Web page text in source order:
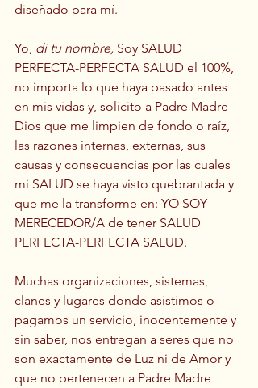
diseñado para mí.
Yo, di tu nombre, Soy SALUD
PERFECTA-PERFECTA SALUD el 100%,
no importa lo que haya pasado antes
en mis vidas y, solicito a Padre Madre
Dios que me limpien de fondo o raíz,
las razones internas, externas, sus
causas y consecuencias por las cuales
mi SALUD se haya visto quebrantada y
que me la transforme en: YO SOY
MERECEDOR/A de tener SALUD
PERFECTA-PERFECTA SALUD.
Muchas organizaciones, sistemas,
clanes y lugares donde asistimos o
pagamos un servicio, inocentemente y
sin saber, nos entregan a seres que no
son exactamente de Luz ni de Amor y
que no pertenecen a Padre Madre